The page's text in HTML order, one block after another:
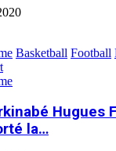
Basketball Football
Hugues
la…